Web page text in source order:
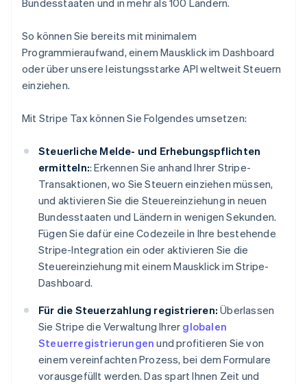
Bundesstaaten und in mehr als 100 Ländern.
So können Sie bereits mit minimalem
Programmieraufwand, einem Mausklick im Dashboard
oder über unsere leistungsstarke API weltweit Steuern
einziehen.
Mit Stripe Tax können Sie Folgendes umsetzen:
Steuerliche Melde- und Erhebungspflichten
ermitteln:: Erkennen Sie anhand Ihrer Stripe-
Transaktionen, wo Sie Steuern einziehen müssen,
und aktivieren Sie die Steuereinziehung in neuen
Bundesstaaten und Ländern in wenigen Sekunden.
Fügen Sie dafür eine Codezeile in Ihre bestehende
Stripe-Integration ein oder aktivieren Sie die
Steuereinziehung mit einem Mausklick im Stripe-
Dashboard.
Für die Steuerzahlung registrieren: Überlassen
Sie Stripe die Verwaltung Ihrer globalen
Steuerregistrierungen und profitieren Sie von
einem vereinfachten Prozess, bei dem Formulare
vorausgefüllt werden. Das spart Ihnen Zeit und